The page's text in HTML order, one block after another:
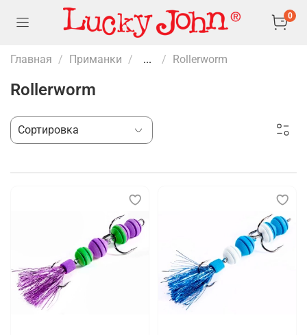
0
Главная Приманки ... Rollerworm
Rollerworm